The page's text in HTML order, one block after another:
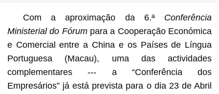
Com a aproximação da 6.ª Conferência
Ministerial do Fórumpara a Cooperação Económica
e Comercial entre a China e os Países de Língua
Portuguesa (Macau), uma das actividades
complementares --- a “Conferência dos
Empresários” já está prevista para o dia 23 de Abril